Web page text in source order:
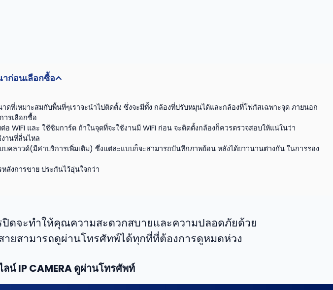
ก่อนเลือกซื้อ
ดที่เหมาะสมกับพื้นที่ๆเราจะนำไปติดตั้ง ซึ่งจะมีทั้ง กล้องที่ปรับหมุนได้และกล้องที่โฟกัสเฉพาะจุด ภายนอก
ารเลือกซื้อ
อ WIFI และ ใช้ซิมการ์ด ถ้าในจุดที่จะใช้งานมี WIFI ก่อน จะติดตั้งกล้องก็ควรตรวจสอบให้แน่ในว่า
านที่ลื่นไหล
คลาวด์(มีค่าบริการเพิ่มเติม) ซึ่งแต่ละแบบก็จะสามารถบันทึกภาพย้อน หลังได้ยาวนานต่างกัน ในการรอง
ลังการขาย ประกันไว้อุ่นใจกว่า
ปิดจะทำให้คุณความสะดวกสบายและความปลอดภัยด้วย
ยสามารถดูผ่านโทรศัทพ์ได้ทุกที่ที่ต้องการดูหมดห่วง
น์ IP CAMERA ดูผ่านโทรศัพท์